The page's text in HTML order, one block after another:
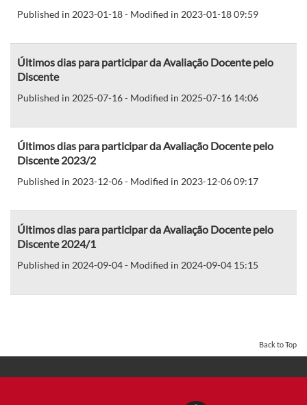
Published in 2023-01-18 - Modified in 2023-01-18 09:59
Últimos dias para participar da Avaliação Docente pelo
Discente
Published in 2025-07-16 - Modified in 2025-07-16 14:06
Últimos dias para participar da Avaliação Docente pelo
Discente 2023/2
Published in 2023-12-06 - Modified in 2023-12-06 09:17
Últimos dias para participar da Avaliação Docente pelo
Discente 2024/1
Published in 2024-09-04 - Modified in 2024-09-04 15:15
Back to Top